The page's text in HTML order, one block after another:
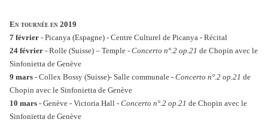
En tournée en 2019
7 février - Picanya (Espagne) - Centre Culturel de Picanya - Récital
24 février - Rolle (Suisse) – Temple - Concerto n°.2 op.21 de Chopin avec le
Sinfonietta de Genève
9 mars - Collex Bossy (Suisse)- Salle communale - Concerto n°.2 op.21 de
Chopin avec le Sinfonietta de Genève
10 mars - Genève - Victoria Hall - Concerto n°.2 op.21 de Chopin avec le
Sinfonietta de Genève